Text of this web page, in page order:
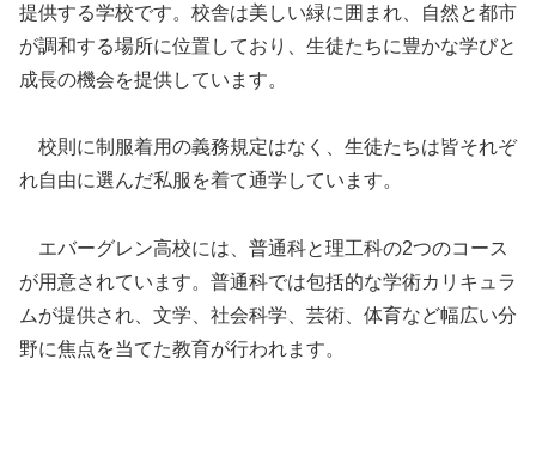
提供する学校です。校舎は美しい緑に囲まれ、自然と都市
が調和する場所に位置しており、生徒たちに豊かな学びと
成長の機会を提供しています。
校則に制服着用の義務規定はなく、生徒たちは皆それぞ
れ自由に選んだ私服を着て通学しています。
エバーグレン高校には、普通科と理工科の2つのコース
が用意されています。普通科では包括的な学術カリキュラ
ムが提供され、文学、社会科学、芸術、体育など幅広い分
野に焦点を当てた教育が行われます。